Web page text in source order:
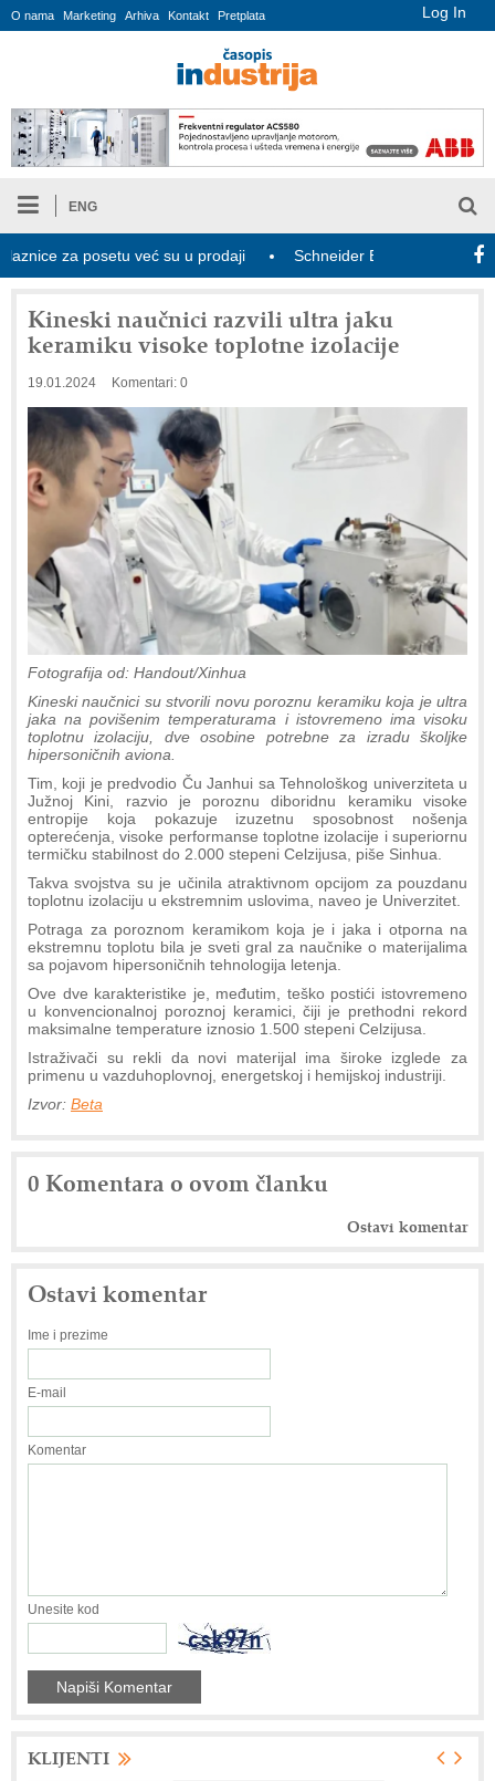
Log In
O nama Marketing Arhiva Kontakt Pretplata
ENG
za posetu već su u prodaji Schneider Electric i Kraken
Kineski naučnici razvili ultra jaku
keramiku visoke toplotne izolacije
19.01.2024 Komentari: 0
Fotografija od: Handout/Xinhua
Kineski naučnici su stvorili novu poroznu keramiku koja je ultra
jaka na povišenim temperaturama i istovremeno ima visoku
toplotnu izolaciju, dve osobine potrebne za izradu školjke
hipersoničnih aviona.
Tim, koji je predvodio Ču Janhui sa Tehnološkog univerziteta u
Južnoj Kini, razvio je poroznu diboridnu keramiku visoke
entropije koja pokazuje izuzetnu sposobnost nošenja
opterećenja, visoke performanse toplotne izolacije i superiornu
termičku stabilnost do 2.000 stepeni Celzijusa, piše Sinhua.
Takva svojstva su je učinila atraktivnom opcijom za pouzdanu
toplotnu izolaciju u ekstremnim uslovima, naveo je Univerzitet.
Potraga za poroznom keramikom koja je i jaka i otporna na
ekstremnu toplotu bila je sveti gral za naučnike o materijalima
sa pojavom hipersoničnih tehnologija letenja.
Ove dve karakteristike je, međutim, teško postići istovremeno
u konvencionalnoj poroznoj keramici, čiji je prethodni rekord
maksimalne temperature iznosio 1.500 stepeni Celzijusa.
Istraživači su rekli da novi materijal ima široke izglede za
primenu u vazduhoplovnoj, energetskoj i hemijskoj industriji.
Izvor: Beta
0 Komentara o ovom članku
Ostavi komentar
Ostavi komentar
Ime i prezime
E-mail
Komentar
Unesite kod
KLIJENTI